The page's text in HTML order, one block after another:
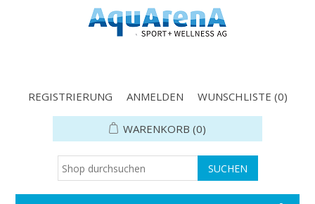
REGISTRIERUNG ANMELDEN WUNSCHLISTE (0)
WARENKORB (0)